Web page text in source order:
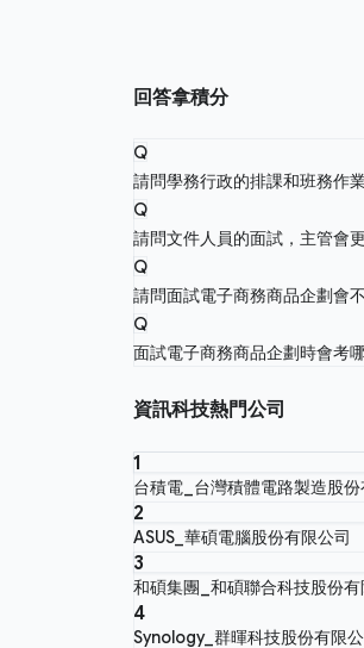
回答拿積分
Q
請問學務行政的排課和班務作
Q
請問文件人員的面試，主管會
Q
請問面試電子商務商品企劃會
Q
面試電子商務商品企劃時會考
資訊科技熱門公司
1
台積電_台灣積體電路製造股份
2
ASUS_華碩電腦股份有限公司
3
和碩集團_和碩聯合科技股份有
4
Synology_群暉科技股份有限